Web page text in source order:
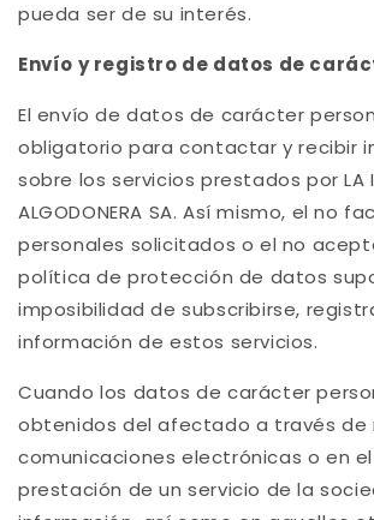
pueda ser de su interés.
Envío y registro de datos de
El envío de datos de carácter
obligatorio para contactar y recibir
sobre los servicios prestados por LA
ALGODONERA SA. Así mismo, el no
personales solicitados o el no
política de protección de datos
imposibilidad de subscribirse,
información de estos servicios.
Cuando los datos de carácter
obtenidos del afectado a través de
comunicaciones electrónicas o en
prestación de un servicio de la